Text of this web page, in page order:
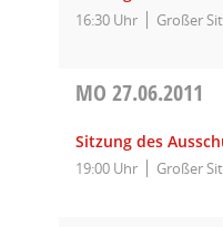
16:30 Uhr Großer
MO27.06.2011
Sitzung des
19:00 Uhr Großer